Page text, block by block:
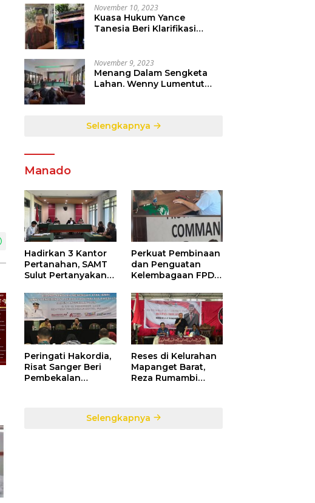
Ditindak Sesuai Hukum
Berlaku
November 10, 2023
Kuasa Hukum Yance
Tanesia Beri Klarifikasi
November 9, 2023
Menang Dalam Sengketa
Lahan. Wenny Lumentut
Selengkapnya
Manado
Hadirkan 3 Kantor
Pertanahan, SAMT
Sulut Pertanyakan
Informasi
Penggunaan
Anggaran Negara
Perkuat Pembinaan
dan Penguatan
Kelembagaan FPDR
Bawaslu Gelar
Diskusi
Peringati Hakordia,
Risat Sanger Beri
Pembekalan
Reses di Kelurahan
Mapanget Barat,
Reza Rumambi
Selengkapnya